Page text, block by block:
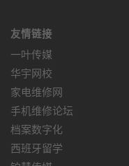
友情链接
一叶传媒
华宇网校
家电维修网
手机维修论坛
档案数字化
西班牙留学